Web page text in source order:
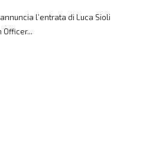
l’entrata di Luca Sioli
Officer...